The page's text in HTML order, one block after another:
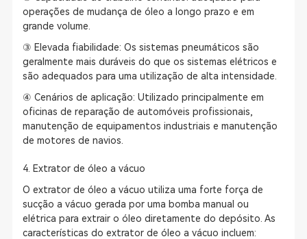
operações de mudança de óleo a longo prazo e em
grande volume.
③ Elevada fiabilidade: Os sistemas pneumáticos são
geralmente mais duráveis do que os sistemas elétricos e
são adequados para uma utilização de alta intensidade.
④ Cenários de aplicação: Utilizado principalmente em
oficinas de reparação de automóveis profissionais,
manutenção de equipamentos industriais e manutenção
de motores de navios.
4. Extrator de óleo a vácuo
O extrator de óleo a vácuo utiliza uma forte força de
sucção a vácuo gerada por uma bomba manual ou
elétrica para extrair o óleo diretamente do depósito. As
características do extrator de óleo a vácuo incluem: